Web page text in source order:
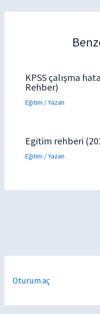
KPSS çalışma
Rehber)
Eğitim / Yazan
Egitim rehberi
Eğitim / Yazan
Oturum aç